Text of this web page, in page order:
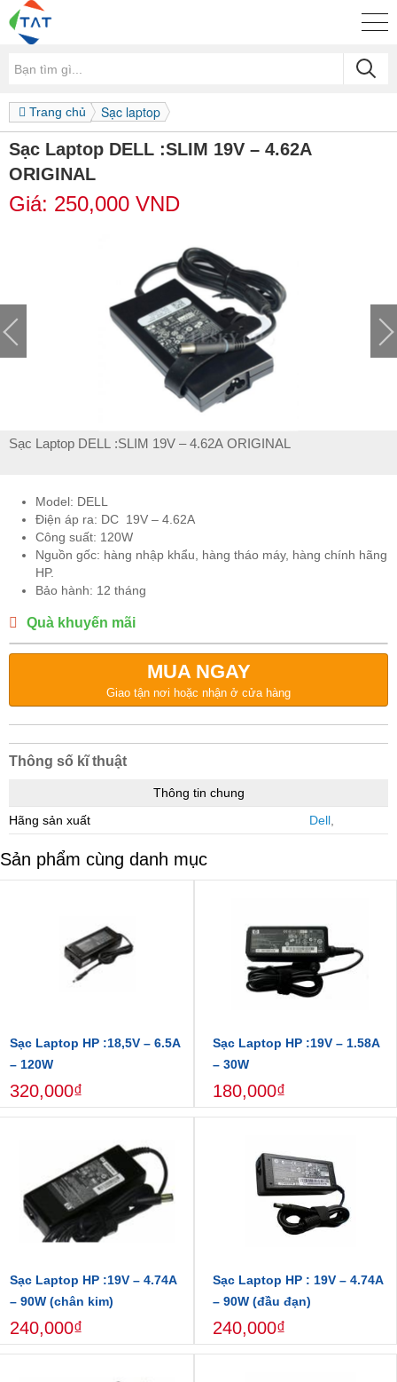
Trang chủ Sạc laptop
Sạc Laptop DELL :SLIM 19V – 4.62A
ORIGINAL
Giá: 250,000 VND
Sạc Laptop DELL :SLIM 19V – 4.62A ORIGINAL
Model: DELL
Điện áp ra: DC 19V – 4.62A
Công suất: 120W
Nguồn gốc: hàng nhập khẩu, hàng tháo máy, hàng chính hãng
HP.
Bảo hành: 12 tháng
Quà khuyến mãi
MUA NGAY
Giao tận nơi hoặc nhận ở cửa hàng
Thông số kĩ thuật
Thông tin chung
Hãng sản xuất
Dell
Sản phẩm cùng danh mục
Sạc Laptop HP :18,5V – 6.5A
– 120W
320,000₫
Sạc Laptop HP :19V – 1.58A
– 30W
180,000₫
Sạc Laptop HP :19V – 4.74A
– 90W (chân kim)
240,000₫
Sạc Laptop HP : 19V – 4.74A
– 90W (đầu đạn)
240,000₫